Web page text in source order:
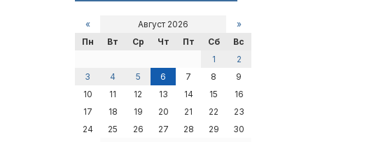
« Август 2026
»
Пн
Вт Ср Чт Пт Сб
Вс
1
2
3
4 5 6 7 8
9
10
11 12 13 14 15
16
17
18 19 20 21 22
23
24
25 26 27 28 29
30